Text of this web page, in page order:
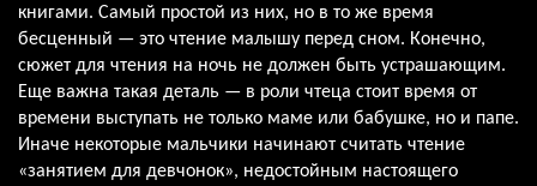
книгами. Самый простой из них, но в то же время
бесценный — это чтение малышу перед сном. Конечно,
сюжет для чтения на ночь не должен быть устрашающим.
Еще важна такая деталь — в роли чтеца стоит время от
времени выступать не только маме или бабушке, но и папе.
Иначе некоторые мальчики начинают считать чтение
«занятием для девчонок», недостойным настоящего